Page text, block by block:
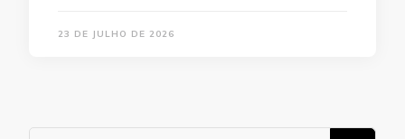
23 DE JULHO DE 2026